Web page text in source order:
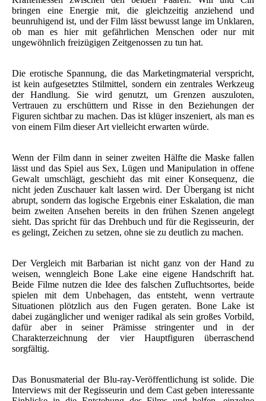
bringen eine Energie mit, die gleichzeitig anziehend und
beunruhigend ist, und der Film lässt bewusst lange im Unklaren,
ob man es hier mit gefährlichen Menschen oder nur mit
ungewöhnlich freizügigen Zeitgenossen zu tun hat.
Die erotische Spannung, die das Marketingmaterial verspricht,
ist kein aufgesetztes Stilmittel, sondern ein zentrales Werkzeug
der Handlung. Sie wird genutzt, um Grenzen auszuloten,
Vertrauen zu erschüttern und Risse in den Beziehungen der
Figuren sichtbar zu machen. Das ist klüger inszeniert, als man es
von einem Film dieser Art vielleicht erwarten würde.
Wenn der Film dann in seiner zweiten Hälfte die Maske fallen
lässt und das Spiel aus Sex, Lügen und Manipulation in offene
Gewalt umschlägt, geschieht das mit einer Konsequenz, die
nicht jeden Zuschauer kalt lassen wird. Der Übergang ist nicht
abrupt, sondern das logische Ergebnis einer Eskalation, die man
beim zweiten Ansehen bereits in den frühen Szenen angelegt
sieht. Das spricht für das Drehbuch und für die Regisseurin, der
es gelingt, Zeichen zu setzen, ohne sie zu deutlich zu machen.
Der Vergleich mit Barbarian ist nicht ganz von der Hand zu
weisen, wenngleich Bone Lake eine eigene Handschrift hat.
Beide Filme nutzen die Idee des falschen Zufluchtsortes, beide
spielen mit dem Unbehagen, das entsteht, wenn vertraute
Situationen plötzlich aus den Fugen geraten. Bone Lake ist
dabei zugänglicher und weniger radikal als sein großes Vorbild,
dafür aber in seiner Prämisse stringenter und in der
Charakterzeichnung der vier Hauptfiguren überraschend
sorgfältig.
Das Bonusmaterial der Blu-ray-Veröffentlichung ist solide. Die
Interviews mit der Regisseurin und dem Cast geben interessante